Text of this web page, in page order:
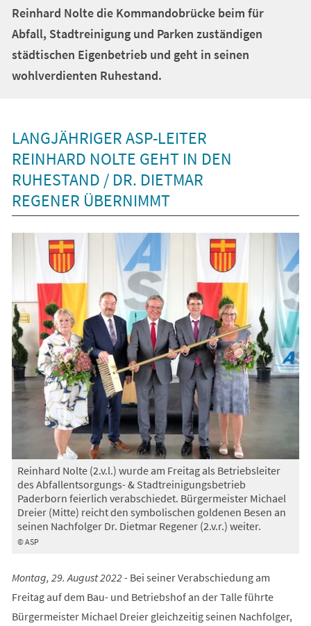
Reinhard Nolte die Kommandobrücke beim für
Abfall, Stadtreinigung und Parken zuständigen
städtischen Eigenbetrieb und geht in seinen
wohlverdienten Ruhestand.
LANGJÄHRIGER ASP-LEITER
REINHARD NOLTE GEHT IN DEN
RUHESTAND / DR. DIETMAR
REGENER ÜBERNIMMT
© ASP
Reinhard Nolte (2.v.l.) wurde am Freitag als Betriebsleiter
des Abfallentsorgungs- & Stadtreinigungsbetrieb
Paderborn feierlich verabschiedet. Bürgermeister Michael
Dreier (Mitte) reicht den symbolischen goldenen Besen an
seinen Nachfolger Dr. Dietmar Regener (2.v.r.) weiter.
Montag, 29. August 2022 -Bei seiner Verabschiedung am
Freitag auf dem Bau- und Betriebshof an der Talle führte
Bürgermeister Michael Dreier gleichzeitig seinen Nachfolger,